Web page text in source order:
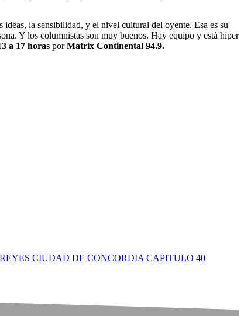
ideas, la sensibilidad, y el nivel cultural del oyente. Esa es su
Y los columnistas son muy buenos. Hay equipo y está hiper
a 17 horas porMatrix Continental 94.9.
CIUDAD DE CONCORDIA CAPITULO 40